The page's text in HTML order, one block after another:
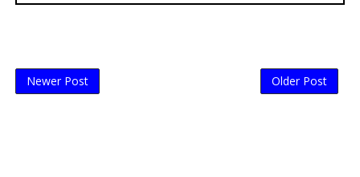
Newer Post Older Post